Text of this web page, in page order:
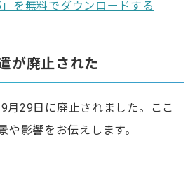
を無料でダウンロードする
が廃止された
月29日に廃止されました。ここ
や影響をお伝えします。